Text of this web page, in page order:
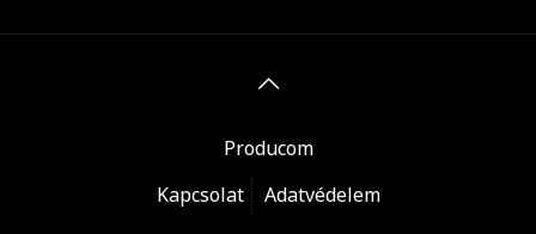
Producom
Kapcsolat
Adatvédelem